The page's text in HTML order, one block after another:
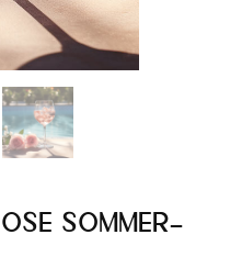
Sommer-